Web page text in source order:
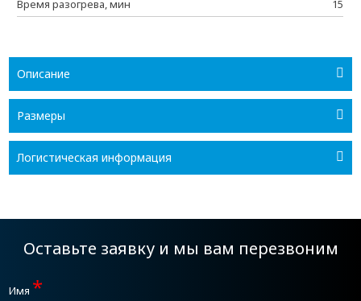
Время разогрева, мин
15
Описание
Размеры
Логистическая информация
Оставьте заявку и мы вам перезвоним
Имя *